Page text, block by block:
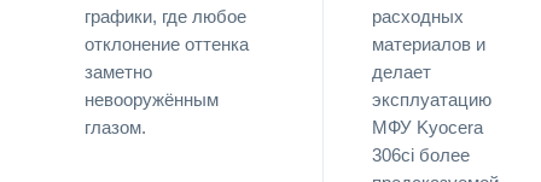
графики, где любое
отклонение оттенка
заметно
невооружённым
глазом.
расходных
материалов и
делает
эксплуатацию
МФУ Kyocera
306ci более